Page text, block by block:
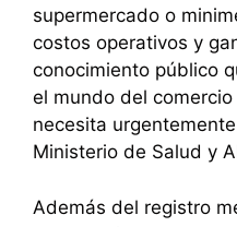
supermercado o
costos operativos y
conocimiento público
el mundo del
necesita
Ministerio de Salud y
Además del registro